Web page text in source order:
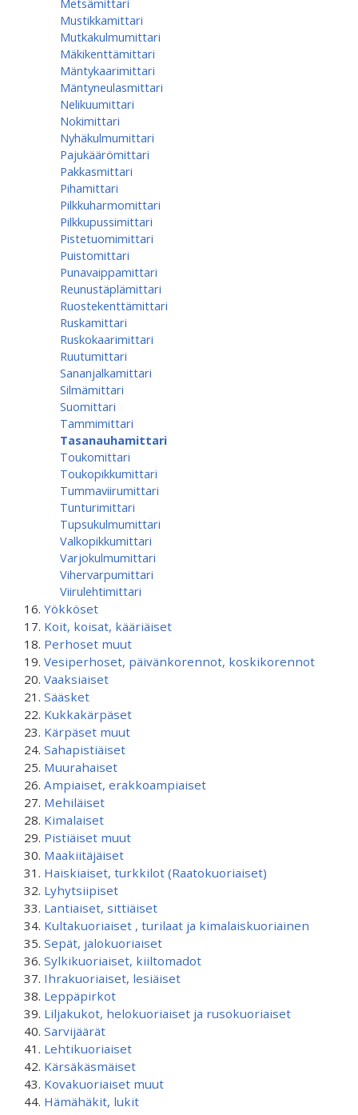
Metsämittari
Mustikkamittari
Mutkakulmumittari
Mäkikenttämittari
Mäntykaarimittari
Mäntyneulasmittari
Nelikuumittari
Nokimittari
Nyhäkulmumittari
Pajukäärömittari
Pakkasmittari
Pihamittari
Pilkkuharmomittari
Pilkkupussimittari
Pistetuomimittari
Puistomittari
Punavaippamittari
Reunustäplämittari
Ruostekenttämittari
Ruskamittari
Ruskokaarimittari
Ruutumittari
Sananjalkamittari
Silmämittari
Suomittari
Tammimittari
Tasanauhamittari
Toukomittari
Toukopikkumittari
Tummaviirumittari
Tunturimittari
Tupsukulmumittari
Valkopikkumittari
Varjokulmumittari
Vihervarpumittari
Viirulehtimittari
Yökköset
Koit, koisat, kääriäiset
Perhoset muut
Vesiperhoset, päivänkorennot, koskikorennot
Vaaksiaiset
Sääsket
Kukkakärpäset
Kärpäset muut
Sahapistiäiset
Muurahaiset
Ampiaiset, erakkoampiaiset
Mehiläiset
Kimalaiset
Pistiäiset muut
Maakiitäjäiset
Haiskiaiset, turkkilot (Raatokuoriaiset)
Lyhytsiipiset
Lantiaiset, sittiäiset
Kultakuoriaiset , turilaat ja kimalaiskuoriainen
Sepät, jalokuoriaiset
Sylkikuoriaiset, kiiltomadot
Ihrakuoriaiset, lesiäiset
Leppäpirkot
Liljakukot, helokuoriaiset ja rusokuoriaiset
Sarvijäärät
Lehtikuoriaiset
Kärsäkäsmäiset
Kovakuoriaiset muut
Hämähäkit, lukit